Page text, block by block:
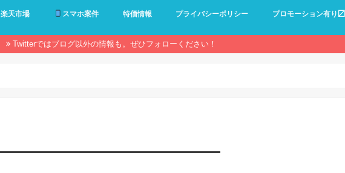
楽天市場 スマホ案件 特価情報 プライバシーポリシー プロモーション有り〼
Twitterではブログ以外の情報も。ぜひフォローください！